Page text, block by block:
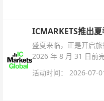
ICMARKETS推出
盛夏来临，正是开启
2026 年 8 月 31 日前
可参与！
活动时间： 2026-07-